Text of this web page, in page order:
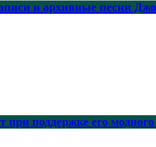
и архивные песни
поддержке его